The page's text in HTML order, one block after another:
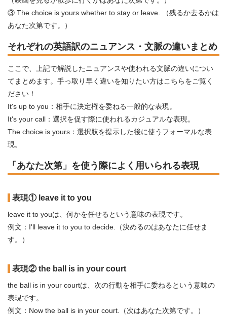
③ The choice is yours whether to stay or leave. （残るか去るかは
あなた次第です。）
それぞれの英語訳のニュアンス・文脈の違いまとめ
ここで、上記で解説したニュアンスや使われる文脈の違いについ
てまとめます。手っ取り早く違いを知りたい方はこちらをご覧く
ださい！
It's up to you：相手に決定権を委ねる一般的な表現。
It's your call：選択を促す際に使われるカジュアルな表現。
The choice is yours：選択肢を提示した後に使うフォーマルな表
現。
「あなた次第」を使う際によく用いられる表現
表現① leave it to you
leave it to youは、何かを任せるという意味の表現です。
例文：I'll leave it to you to decide.（決めるのはあなたに任せま
す。）
表現② the ball is in your court
the ball is in your courtは、次の行動を相手に委ねるという意味の
表現です。
例文：Now the ball is in your court.（次はあなた次第です。）